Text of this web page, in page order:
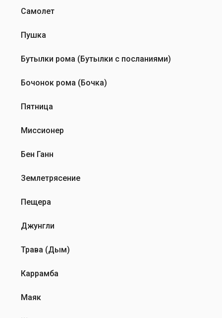
Самолет
Пушка
Бутылки рома (Бутылки с посланиями)
Бочонок рома (Бочка)
Пятница
Миссионер
Бен Ганн
Землетрясение
Пещера
Джунгли
Трава (Дым)
Каррамба
Маяк